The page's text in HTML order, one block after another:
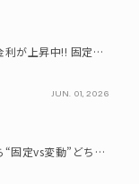
【住宅ローン借換問題】変動金利が上昇中!! 固定に借り換えるなら今が正解って本当? シミュレーションで比較してみよう
JUN. 01, 2026
これから住宅ローンを選ぶなら“固定vs変動”どちらが正解? 9割が利用したいと答えた「いま決めなくてもいい」ローンとは!?